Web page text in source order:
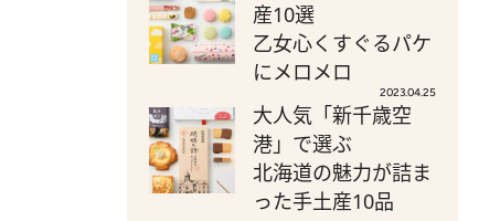
産10選
乙女心くすぐるパケ
にメロメロ
2023.04.25
大人気「新千歳空
港」で選ぶ
北海道の魅力が詰ま
った手土産10品